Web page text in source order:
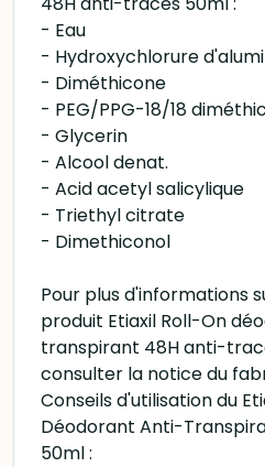
- Eau
- Hydroxychlorure
- Diméthicone
- PEG/PPG-18/18
- Glycerin
- Alcool denat.
- Acid acetyl salicylique
- Triethyl citrate
- Dimethiconol
Pour plus d'informations
produit Etiaxil Roll-On
transpirant 48H anti-
consulter la notice du
Conseils d'utilisation du
Déodorant Anti-
50ml :